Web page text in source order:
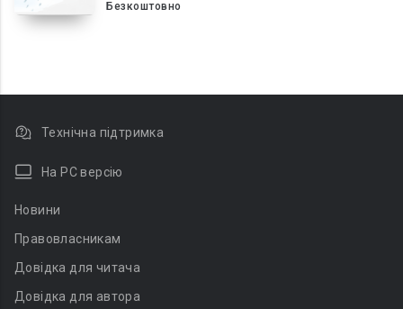
Безкоштовно
Технічна підтримка
На PC версію
Новини
Правовласникам
Довідка для читача
Довідка для автора